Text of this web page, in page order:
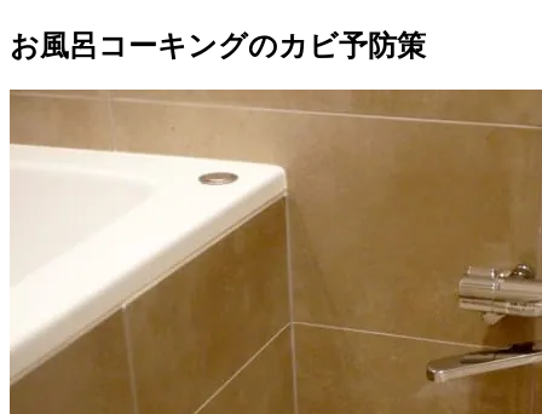
お風呂コーキングのカビ予防策